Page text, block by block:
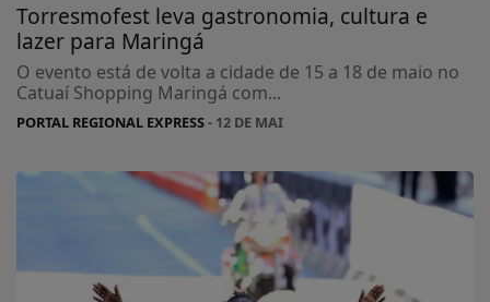
Torresmofest leva gastronomia, cultura e
lazer para Maringá
O evento está de volta a cidade de 15 a 18 de maio no
Catuaí Shopping Maringá com...
PORTAL REGIONAL EXPRESS- 12 DE MAI